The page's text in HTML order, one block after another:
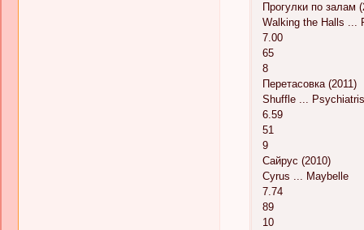
Прогулки по залам
Walking the Halls ...
7.00
65
8
Перетасовка (2011)
Shuffle ...
6.59
51
9
Сайрус (2010)
Cyrus ... Maybelle
7.74
89
10